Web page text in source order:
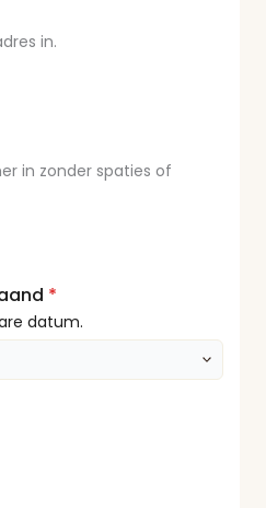
in.
in zonder spaties of
*
datum.